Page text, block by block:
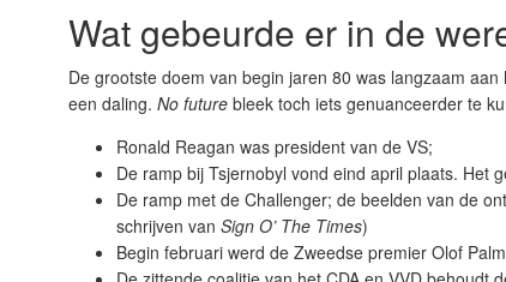
Wat gebeurde er in de
De grootste doem van begin jaren 80 was langzaam
een daling. No future bleek toch iets genuanceerder te
Ronald Reagan was president van de VS;
De ramp bij Tsjernobyl vond eind april plaats. Het
De ramp met de Challenger; de beelden van de
schrijven van Sign O’ The Times)
Begin februari werd de Zweedse premier Olof